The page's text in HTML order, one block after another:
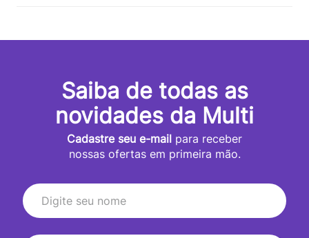
Saiba de todas as
novidades da Multi
Cadastre seu e-mail para receber
nossas ofertas em primeira mão.